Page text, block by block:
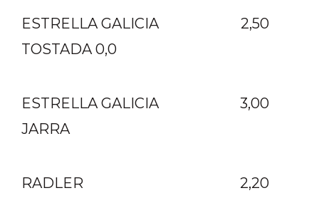
2,20
ESTRELLA GALICIA
TOSTADA 0,0
2,50
ESTRELLA GALICIA
JARRA
3,00
RADLER